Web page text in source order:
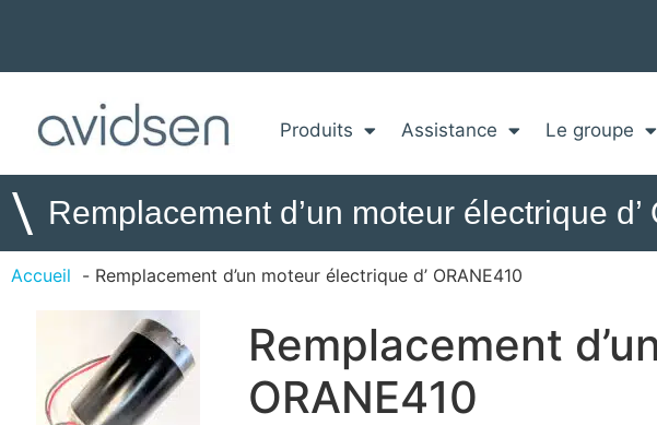
Produits Assistance Le groupe
\ Remplacement d’un moteur électrique d’
Accueil Remplacement d’un moteur électrique d’ ORANE410
Remplacement
ORANE410